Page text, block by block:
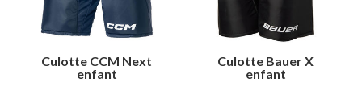
Culotte CCM Next
enfant
Culotte Bauer X
enfant